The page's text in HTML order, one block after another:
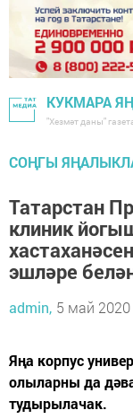
КУКМАРА
"Хезмәт даны"
СОҢГЫ
Татарстан
клиник
эшләре
admin, 5 май 2020
Яңа корпус
олыларны да
тудырылачак.